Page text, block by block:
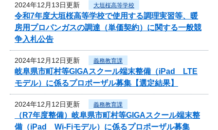
2024年12月13日更新 大垣桜高等学校
令和7年度大垣桜高等学校で使用する調理実習等、暖
房用プロパンガスの調達（単価契約）に関する一般競
争入札公告
2024年12月12日更新 義務教育課
岐阜県市町村等GIGAスクール端末整備（iPad LTE
モデル）に係るプロポーザル募集【選定結果】
2024年12月12日更新 義務教育課
（R7年度整備）岐阜県市町村等GIGAスクール端末整
備（iPad Wi-Fiモデル）に係るプロポーザル募集